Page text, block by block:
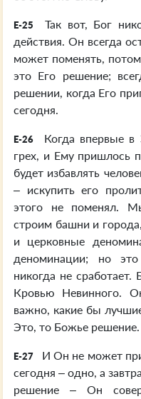
E-25
Так вот, Бог
действия. Он всегда
может поменять,
это Его решение;
решении, когда Его
сегодня.
E-26
Когда впервые
грех, и Ему пришлось
будет избавлять
– искупить его
этого не поменял.
строим башни и
и церковные
деноминации; но
никогда не сработает.
Кровью Невинного.
важно, какие бы
Это, то Божье решение.
E-27
И Он не может
сегодня – одно, а
решение – Он